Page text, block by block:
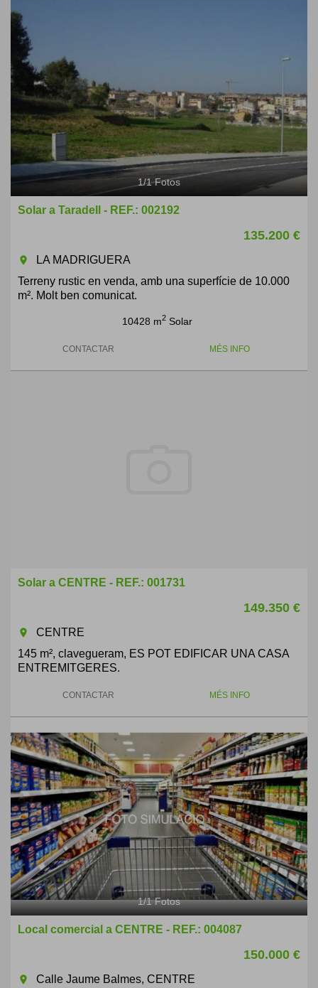
1/1Fotos
Solar a Taradell - REF.: 002192
135.200 €
room
LA MADRIGUERA
Terreny rustic en venda, amb una superfície de 10.000
m². Molt ben comunicat.
10428 m2 Solar
CONTACTAR MÉS INFO
Solar a CENTRE - REF.: 001731
149.350 €
room
CENTRE
145 m², clavegueram, ES POT EDIFICAR UNA CASA
ENTREMITGERES.
CONTACTAR MÉS INFO
1/1Fotos
Local comercial a CENTRE - REF.: 004087
150.000 €
room Calle Jaume Balmes, CENTRE